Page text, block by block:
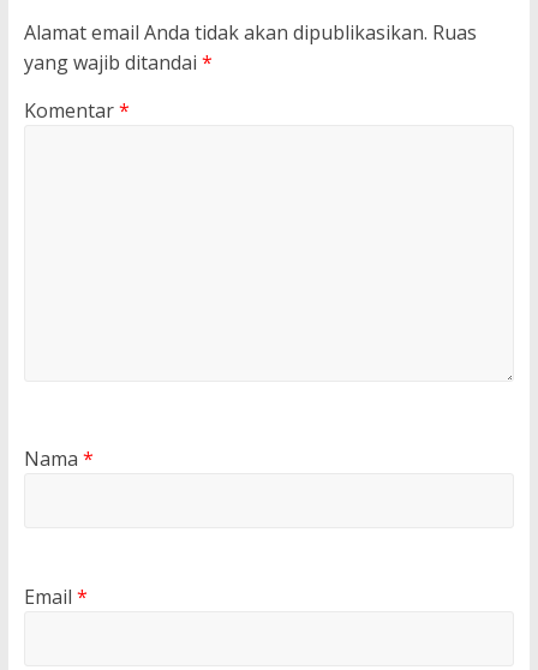
Alamat email Anda tidak akan dipublikasikan. Ruas
yang wajib ditandai *
Komentar*
Nama *
Email *